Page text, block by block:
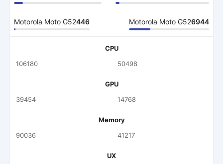
Motorola Moto G52446 Motorola Moto G526944
CPU
106180
50498
GPU
39454
14768
Memory
90036
41217
UX